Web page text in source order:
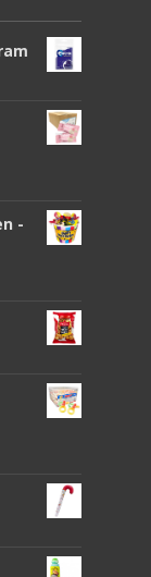
-